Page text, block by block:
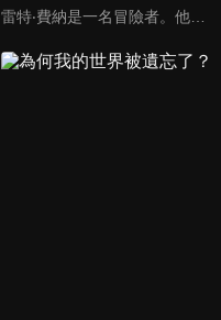
雷特‧費納是一名冒險者。他的目標是要成為神銀級的冒險者，但是當上冒險者已有十年的他，如今仍然於銅級裹足不前。今天雷特來到《水月迷宮》賺取生活費，意外的發現了未探索區域，不過在那裡等著他的，卻是一頭「巨龍」。被「巨龍」吃掉的雷特，再次醒來時，發現自己竟變成了魔物「骨人」。此時雷特想起魔物特有的「存在進化」。為了得到肉體，雷特開始以「骨人」之姿在迷宮裡討伐魔物。